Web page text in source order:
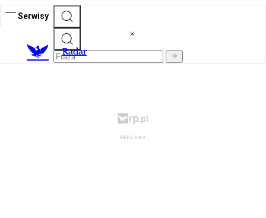
Serwisy
Radar